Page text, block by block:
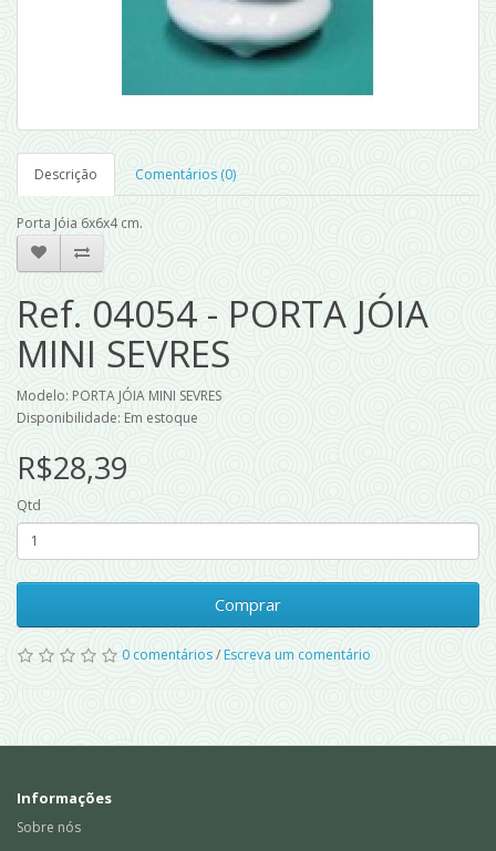
Descrição Comentários (0)
Porta Jóia 6x6x4 cm.
Ref. 04054 - PORTA JÓIA
MINI SEVRES
Modelo: PORTA JÓIA MINI SEVRES
Disponibilidade: Em estoque
R$28,39
Qtd
Comprar
0 comentários/Escreva um comentário
Informações
Sobre nós